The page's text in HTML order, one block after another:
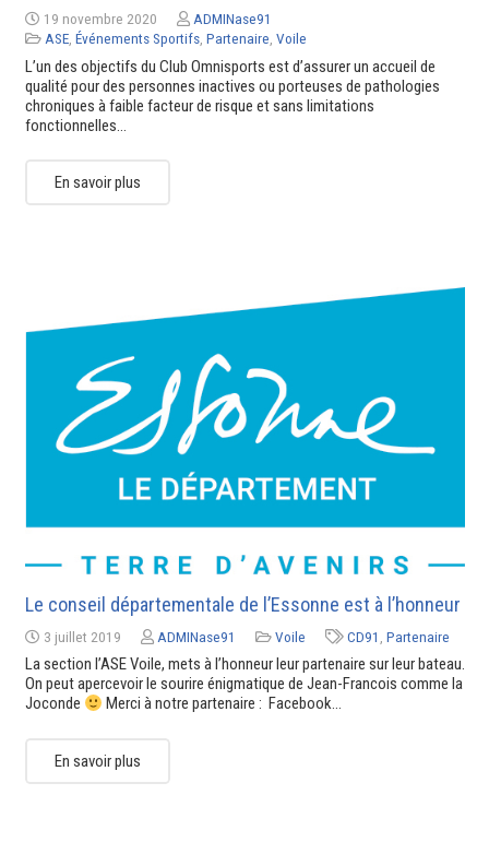
19 novembre 2020
ADMINase91
ASE, Événements Sportifs, Partenaire, Voile
L’un des objectifs du Club Omnisports est d’assurer un accueil de
qualité pour des personnes inactives ou porteuses de pathologies
chroniques à faible facteur de risque et sans limitations
fonctionnelles…
En savoir plus
Le conseil départementale de l’Essonne est à l’honneur
3 juillet 2019 ADMINase91 Voile CD91 Partenaire
La section l’ASE Voile, mets à l’honneur leur partenaire sur leur bateau.
On peut apercevoir le sourire énigmatique de Jean-Francois comme la
Joconde
Merci à notre partenaire : Facebook…
En savoir plus